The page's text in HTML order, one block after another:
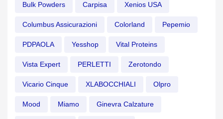
Bulk Powders Carpisa Xenios USA
Columbus Assicurazioni Colorland Pepemio
PDPAOLA Yesshop Vital Proteins
Vista Expert PERLETTI Zerotondo
Vicario Cinque XLABOCCHIALI Olpro
Mood Miamo Ginevra Calzature